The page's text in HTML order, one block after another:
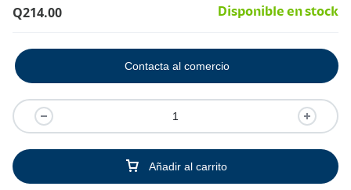
Q214.00 Disponible en stock
Añadir al carrito
Contacta al comercio